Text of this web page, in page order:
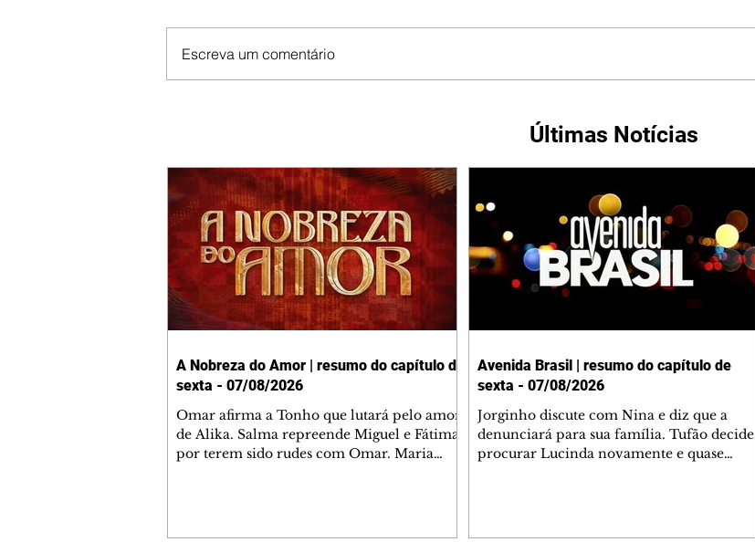
Escreva um comentário
Últimas Notícias
A Nobreza do Amor | resumo do capítulo de
sexta - 07/08/2026
Omar afirma a Tonho que lutará pelo amor
de Alika. Salma repreende Miguel e Fátima
por terem sido rudes com Omar. Maria
Avenida Brasil | resumo do capítulo de
sexta - 07/08/2026
Jorginho discute com Nina e diz que a
denunciará para sua família. Tufão decide
procurar Lucinda novamente e quase